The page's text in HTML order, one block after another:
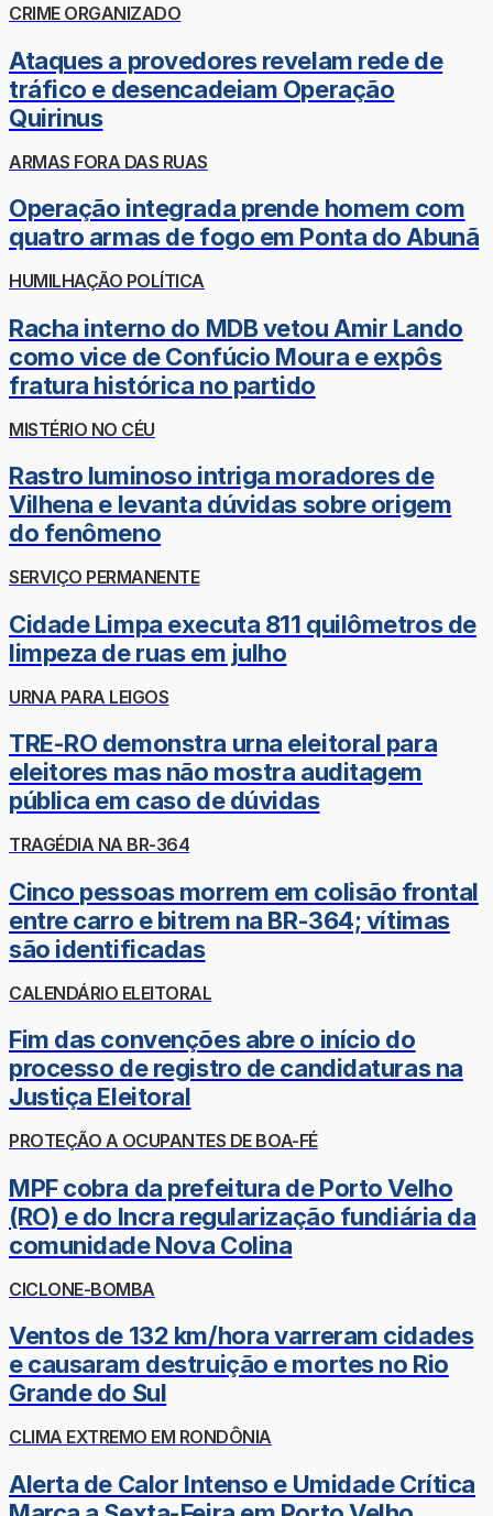
CRIME ORGANIZADO
Ataques a provedores revelam rede de
tráfico e desencadeiam Operação
Quirinus
ARMAS FORA DAS RUAS
Operação integrada prende homem com
quatro armas de fogo em Ponta do Abunã
HUMILHAÇÃO POLÍTICA
Racha interno do MDB vetou Amir Lando
como vice de Confúcio Moura e expôs
fratura histórica no partido
MISTÉRIO NO CÉU
Rastro luminoso intriga moradores de
Vilhena e levanta dúvidas sobre origem
do fenômeno
SERVIÇO PERMANENTE
Cidade Limpa executa 811 quilômetros de
limpeza de ruas em julho
URNA PARA LEIGOS
TRE-RO demonstra urna eleitoral para
eleitores mas não mostra auditagem
pública em caso de dúvidas
TRAGÉDIA NA BR-364
Cinco pessoas morrem em colisão frontal
entre carro e bitrem na BR-364; vítimas
são identificadas
CALENDÁRIO ELEITORAL
Fim das convenções abre o início do
processo de registro de candidaturas na
Justiça Eleitoral
PROTEÇÃO A OCUPANTES DE BOA-FÉ
MPF cobra da prefeitura de Porto Velho
(RO) e do Incra regularização fundiária da
comunidade Nova Colina
CICLONE-BOMBA
Ventos de 132 km/hora varreram cidades
e causaram destruição e mortes no Rio
Grande do Sul
CLIMA EXTREMO EM RONDÔNIA
Alerta de Calor Intenso e Umidade Crítica